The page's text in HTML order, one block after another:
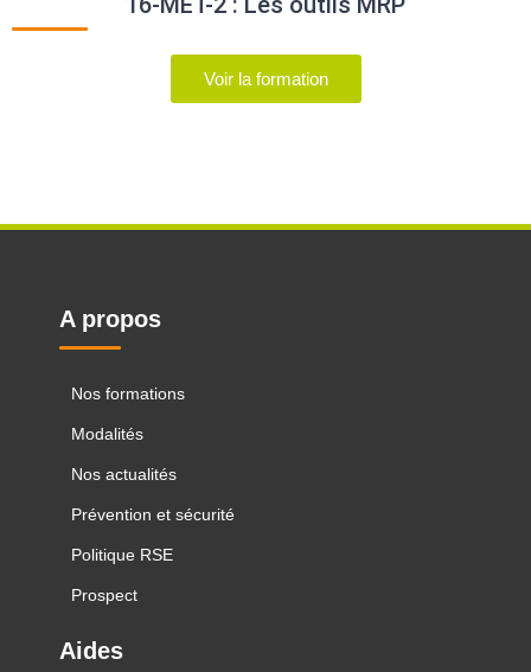
Voir la formation
A propos
Nos formations
Modalités
Nos actualités
Prévention et sécurité
Politique RSE
Prospect
Aides